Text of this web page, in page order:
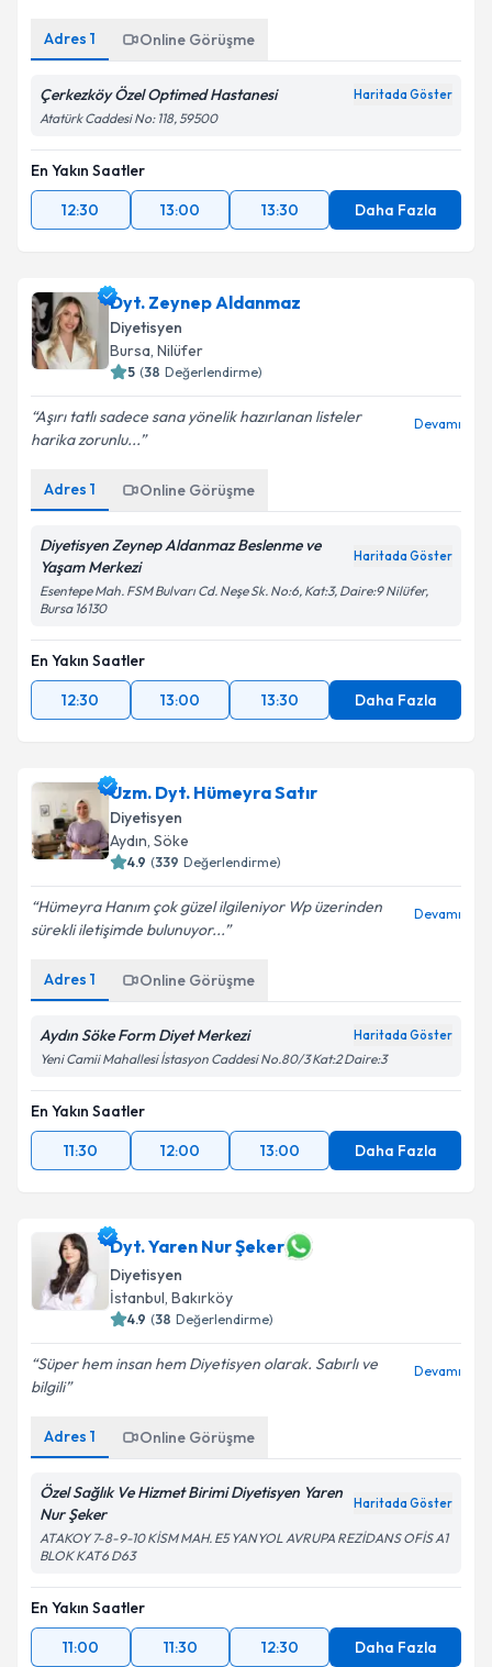
Adres 1 Online Görüşme
Çerkezköy Özel Optimed Hastanesi Haritada Göster
Atatürk Caddesi No: 118, 59500
En Yakın Saatler
12:30
13:00 13:30 Daha Fazla
Dyt. Zeynep Aldanmaz
Diyetisyen
Bursa, Nilüfer
5 (38 Değerlendirme)
Aşırı tatlı sadece sana yönelik hazırlanan listeler
harika zorunlu...
Devamı
Adres 1 Online Görüşme
Diyetisyen Zeynep Aldanmaz Beslenme ve
Yaşam Merkezi
Haritada Göster
Esentepe Mah. FSM Bulvarı Cd. Neşe Sk. No:6, Kat:3, Daire:9 Nilüfer,
Bursa 16130
En Yakın Saatler
12:30
13:00 13:30 Daha Fazla
Uzm. Dyt. Hümeyra Satır
Diyetisyen
Aydın, Söke
4.9 (339 Değerlendirme)
Hümeyra Hanım çok güzel ilgileniyor Wp üzerinden
sürekli iletişimde bulunuyor...
Devamı
Adres 1 Online Görüşme
Aydın Söke Form Diyet Merkezi Haritada Göster
Yeni Camii Mahallesi İstasyon Caddesi No.80/3 Kat:2 Daire:3
En Yakın Saatler
11:30
12:00 13:00 Daha Fazla
Dyt. Yaren Nur Şeker
Diyetisyen
İstanbul, Bakırköy
4.9 (38 Değerlendirme)
Süper hem insan hem Diyetisyen olarak. Sabırlı ve
bilgili
Devamı
Adres 1 Online Görüşme
Özel Sağlık Ve Hizmet Birimi Diyetisyen Yaren
Nur Şeker
Haritada Göster
ATAKOY 7-8-9-10 KİSM MAH. E5 YANYOL AVRUPA REZİDANS OFİS A1
BLOK KAT6 D63
En Yakın Saatler
11:00
11:30 12:30 Daha Fazla